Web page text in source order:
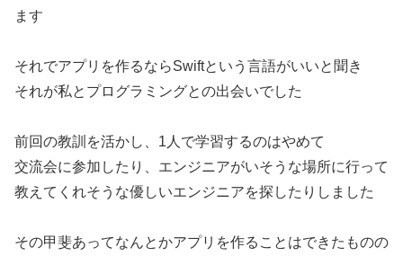
ます
それでアプリを作るならSwiftという言語がいいと聞き
それが私とプログラミングとの出会いでした
前回の教訓を活かし、1人で学習するのはやめて
交流会に参加したり、エンジニアがいそうな場所に行って
教えてくれそうな優しいエンジニアを探したりしました
その甲斐あってなんとかアプリを作ることはできたものの